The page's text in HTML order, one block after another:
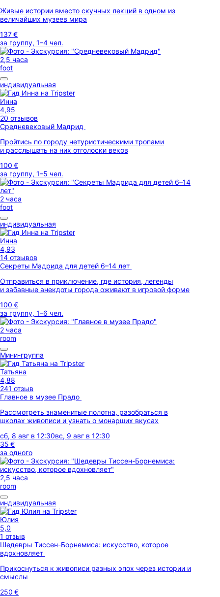
Живые истории вместо скучных лекций в одном из
величайших музеев мира
137 €
за группу, 1–4 чел.
2,5 часа
foot
индивидуальная
Инна
4,95
20 отзывов
Средневековый Мадрид
Пройтись по городу нетуристическими тропами
и расслышать на них отголоски веков
100 €
за группу, 1–5 чел.
2 часа
foot
индивидуальная
Инна
4,93
14 отзывов
Секреты Мадрида для детей 6–14 лет
Отправиться в приключение, где история, легенды
и забавные анекдоты города оживают в игровой форме
100 €
за группу, 1–6 чел.
2 часа
room
Мини-группа
Татьяна
4,88
241 отзыв
Главное в музее Прадо
Рассмотреть знаменитые полотна, разобраться в
школах живописи и узнать о монарших вкусах
сб, 8 авг в 12:30вс, 9 авг в 12:30
35 €
за одного
2,5 часа
room
индивидуальная
Юлия
5,0
1 отзыв
Шедевры Тиссен-Борнемиса: искусство, которое
вдохновляет
Прикоснуться к живописи разных эпох через истории и
смыслы
250 €